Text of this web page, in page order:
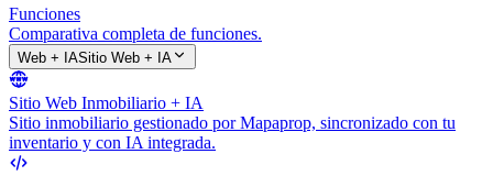
Funciones
Comparativa completa de funciones.
Web + IASitio Web + IA
Sitio Web Inmobiliario + IA
Sitio inmobiliario gestionado por Mapaprop, sincronizado con tu
inventario y con IA integrada.